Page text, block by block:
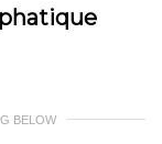
BELOW